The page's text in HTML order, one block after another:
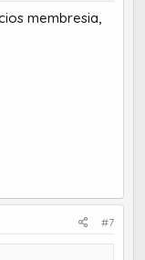
membresia,
#7